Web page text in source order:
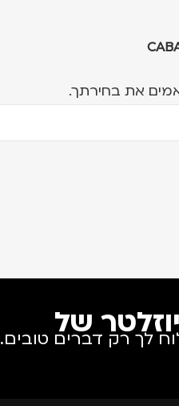
את בחירתך.
לך רק דברים טובים.